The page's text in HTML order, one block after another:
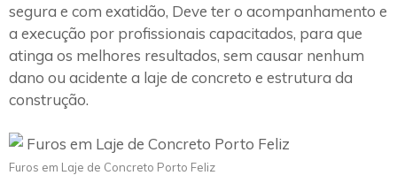
segura e com exatidão, Deve ter o acompanhamento e
a execução por profissionais capacitados, para que
atinga os melhores resultados, sem causar nenhum
dano ou acidente a laje de concreto e estrutura da
construção.
Furos em Laje de Concreto Porto Feliz